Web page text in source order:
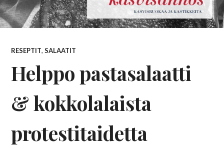
RESEPTIT,SALAATIT
Helppo pastasalaatti
& kokkolalaista
protestitaidetta